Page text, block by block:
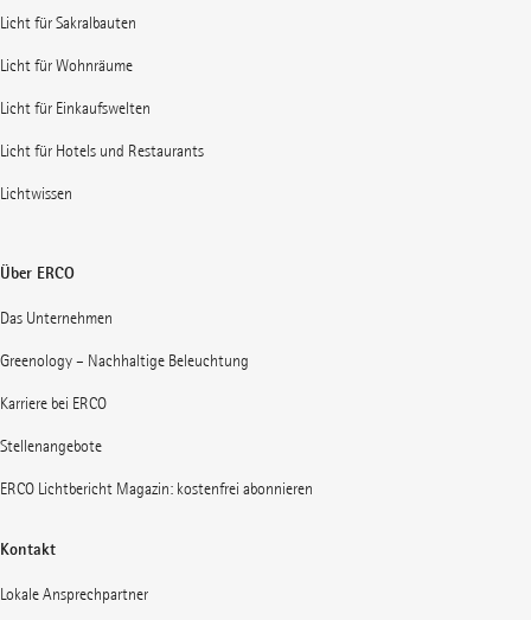
Licht für Sakralbauten
Licht für Wohnräume
Licht für Einkaufswelten
Licht für Hotels und Restaurants
Lichtwissen
Über ERCO
Das Unternehmen
Greenology – Nachhaltige Beleuchtung
Karriere bei ERCO
Stellenangebote
ERCO Lichtbericht Magazin: kostenfrei abonnieren
Kontakt
Lokale Ansprechpartner